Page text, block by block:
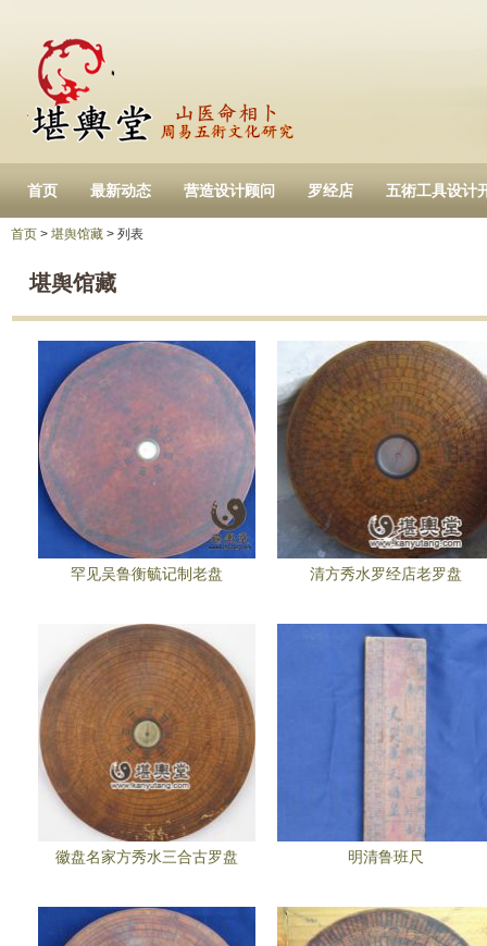
首页 最新动态 营造设计顾问 罗经店 五術工具设计
首页 > 堪舆馆藏 > 列表
堪舆馆藏
罕见吴鲁衡毓记制老盘 清方秀水罗经店老罗盘
徽盘名家方秀水三合古罗盘 明清鲁班尺